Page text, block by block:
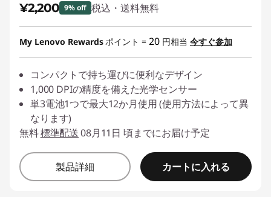
¥2,200 9% off 税込・送料無料
特別割引 :-¥220
My Lenovo Rewardsポイント = 20 円相当 今すぐ参加
コンパクトで持ち運びに便利なデザイン
1,000 DPIの精度を備えた光学センサー
単3電池1つで最大12か月使用 (使用方法によって異
なります)
無料標準配送08月11日 頃までにお届け予定
製品詳細 カートに入れる